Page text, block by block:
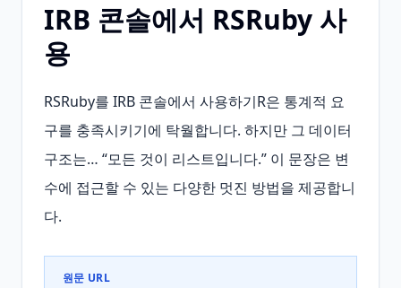
IRB 콘솔에서 RSRuby 사
용
RSRuby를 IRB 콘솔에서 사용하기R은 통계적 요
구를 충족시키기에 탁월합니다. 하지만 그 데이터
구조는… “모든 것이 리스트입니다.” 이 문장은 변
수에 접근할 수 있는 다양한 멋진 방법을 제공합니
다.
원문 URL